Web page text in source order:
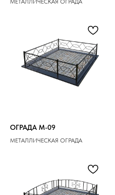
МЕТАЛЛИЧЕСКАЯ ОГРАДА
ОГРАДА M-09
МЕТАЛЛИЧЕСКАЯ ОГРАДА